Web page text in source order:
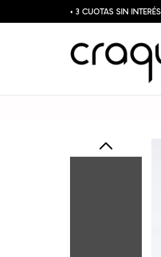
• 3 CUOTAS SIN INTERÉS